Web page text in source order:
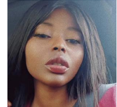
bois pratiquement pas d alcool,
je fume rarement, je ris souvent.
Je cherche un vrai amoureux
pour continuer à profiter de la
vie mais à deux. Je peux tout
faire toute seule, mais j en ai
marre je veux partagé et rigoler